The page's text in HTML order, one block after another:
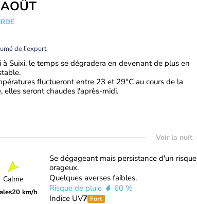
de l’expert
à Suixi, le temps se dégradera en devenant de plus en
fluctueront entre 23 et 29°C au cours de la
elles seront chaudes l'après-midi.
Voir la nuit
Calme
20 km/h
Se dégageant mais persistance d'un risque
orageux.
Quelques averses faibles.
Risque de pluie
60 %
Indice UV7 Fort